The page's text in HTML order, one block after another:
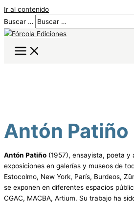
Ir al contenido
Buscar …
Antón Patiño
Antón Patiño (1957), ensayista, poeta y
exposiciones en galerías y museos de
Estocolmo, New York, París, Burdeos,
se exponen en diferentes espacios
CGAC, MACBA, Artium. Su trabajo ha